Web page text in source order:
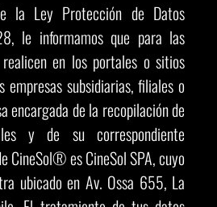
la Ley Protección de Datos
le informamos que para las
en los portales o sitios
empresas subsidiarias, filiales o
encargada de la recopilación de
y de su correspondiente
CineSol® es CineSol SPA, cuyo
ubicado en Av. Ossa 655, La